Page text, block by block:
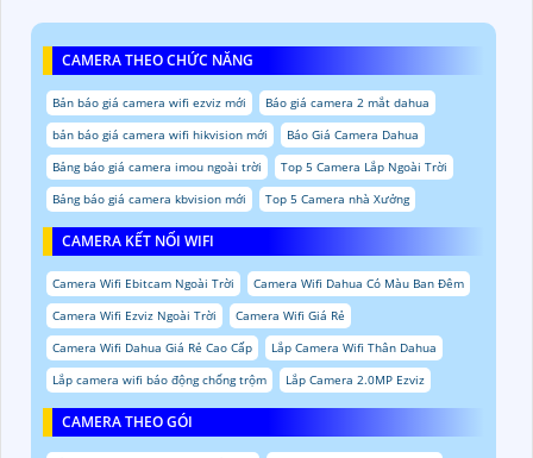
CAMERA THEO CHỨC NĂNG
Bản báo giá camera wifi ezviz mới
Báo giá camera 2 mắt dahua
bản báo giá camera wifi hikvision mới
Báo Giá Camera Dahua
Bảng báo giá camera imou ngoài trời
Top 5 Camera Lắp Ngoài Trời
Bảng báo giá camera kbvision mới
Top 5 Camera nhà Xưởng
CAMERA KẾT NỐI WIFI
Camera Wifi Ebitcam Ngoài Trời
Camera Wifi Dahua Có Màu Ban Đêm
Camera Wifi Ezviz Ngoài Trời
Camera Wifi Giá Rẻ
Camera Wifi Dahua Giá Rẻ Cao Cấp
Lắp Camera Wifi Thân Dahua
Lắp camera wifi báo động chống trộm
Lắp Camera 2.0MP Ezviz
CAMERA THEO GÓI